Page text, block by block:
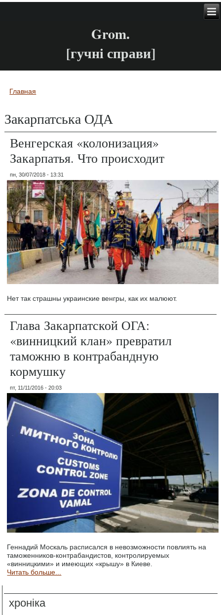
Grom.
[гучні справи]
Вы здесь
Главная
Закарпатська ОДА
Венгерская «колонизация»
Закарпатья. Что происходит
пн, 30/07/2018 - 13:31
Нет так страшны украинские венгры, как их малюют.
Глава Закарпатской ОГА:
«винницкий клан» превратил
таможню в контрабандную
кормушку
пт, 11/11/2016 - 20:03
Геннадий Москаль расписался в невозможности повлиять на
таможенников-контрабандистов, контролируемых
«винницкими» и имеющих «крышу» в Киеве.
Читать больше...
хроніка